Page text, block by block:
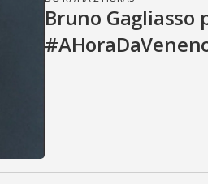
Bruno Gagliasso